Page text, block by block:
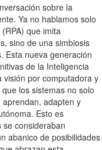
sobre la
Ya no hablamos solo
que imita
sino de una simbiosis
Esta nueva generación
de la Inteligencia
visión por computadora y
los sistemas no solo
adapten y
Esto es
consideraban
abanico de posibilidades